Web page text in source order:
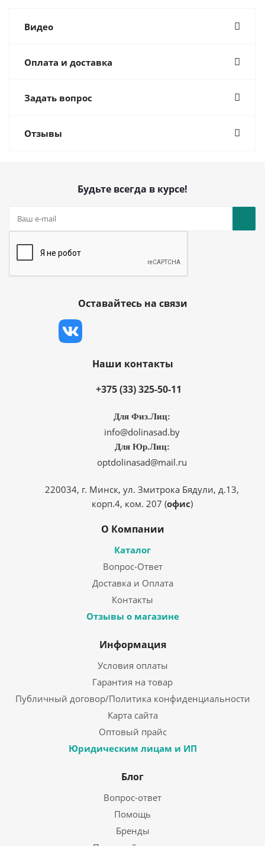
Видео
Оплата и доставка
Задать вопрос
Отзывы
Будьте всегда в курсе!
Оставайтесь на связи
Наши контакты
+375 (33) 325-50-11
Для Физ.Лиц:
info@dolinasad.by
Для Юр.Лиц:
optdolinasad@mail.ru
220034, г. Минск, ул. Змитрока Бядули, д.13,
корп.4, ком. 207 (офис)
О Компании
Каталог
Вопрос-Ответ
Доставка и Оплата
Контакты
Отзывы о магазине
Информация
Условия оплаты
Гарантия на товар
Публичный договор/Политика конфиденциальности
Карта сайта
Оптовый прайс
Юридическим лицам и ИП
Блог
Вопрос-ответ
Помощь
Бренды